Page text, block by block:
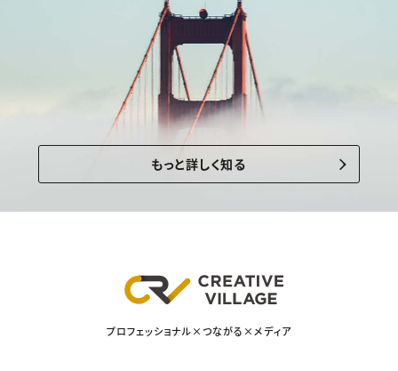
もっと詳しく知る
プロフェッショナル×つながる×メディア